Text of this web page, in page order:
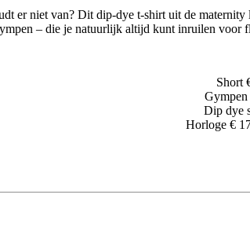
er niet van? Dit dip-dye t-shirt uit de
– die je natuurlijk altijd kunt inruilen
Short
Dip dye
Horloge €